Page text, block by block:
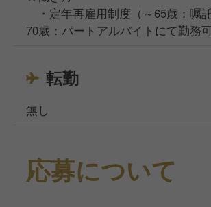
・定年再雇用制度（～65歳：嘱
70歳：パートアルバイトにて勤務可
転勤
無し
応募について